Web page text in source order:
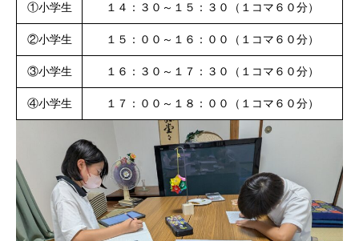
①小学生 １４：３０～１５：３０（１コマ６０分）
②小学生 １５：００～１６：００（１コマ６０分）
③小学生 １６：３０～１７：３０（１コマ６０分）
④小学生 １７：００～１８：００（１コマ６０分）